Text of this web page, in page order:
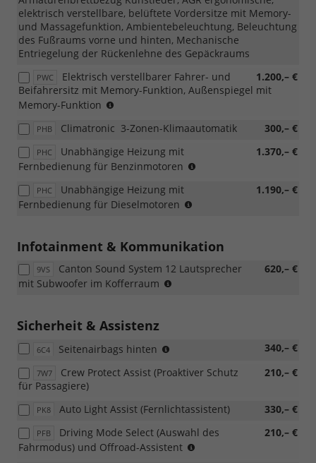
elektrisch verstellbare, belüftete Vordersitze mit Memory-
und Massagefunktion, Ambientebeleuchtung, Beleuchtung
des Fußraums vorne und hinten, Mechanische
Entriegelung der Rückenlehne des Gepäckraums
PWC 1.200,– €
Elektrisch verstellbarer Fahrer- und
Beifahrersitz mit Memory-Funktion, Außenspiegel mit
Memory-Funktion
PST/PSU
nur
mit
Lodge/Lounge/Sportline
kombinierbar)
PHB 300,– €
Climatronic  3-Zonen-Klimaautomatik
PHC 1.370,– €
Unabhängige Heizung mit
Fernbedienung für Benzinmotoren
PHC 1.190,– €
Unabhängige Heizung mit
Fernbedienung für Dieselmotoren
Loft
Infotainment & Kommunikation
9VS 620,– €
Canton Sound System 12 Lautsprecher
mit Subwoofer im Kofferraum
Sicherheit & Assistenz
6C4 340,– €
Seitenairbags hinten
7W7
7W7 210,– €
Crew Protect Assist (Proaktiver Schutz
für Passagiere)
PK8 330,– €
Auto Light Assist (Fernlichtassistent)
PFB 210,– €
Driving Mode Select (Auswahl des
Fahrmodus) und Offroad-Assistent